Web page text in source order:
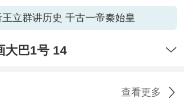
王立群讲历史 千古一帝秦始皇
大巴1号 14
查看更多